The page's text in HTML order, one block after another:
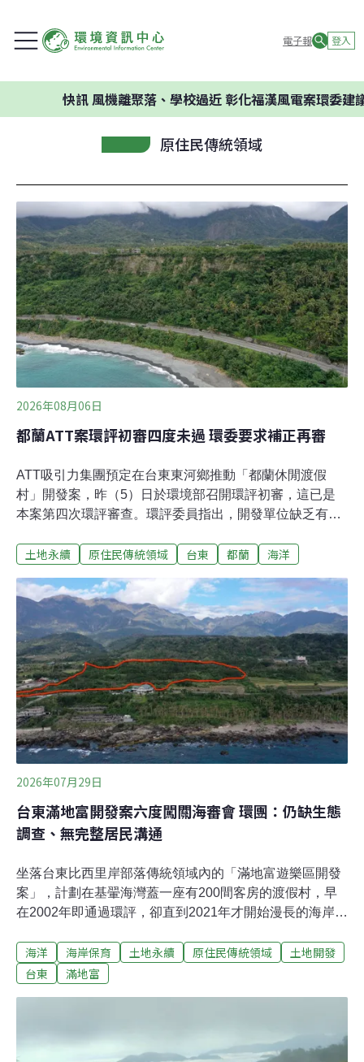
電子報 登入
風機離聚落、學校過近 彰化福漢風電案環委建議不應開發
原住民傳統領域
2026年08月06日
都蘭ATT案環評初審四度未過 環委要求補正再審
ATT吸引力集團預定在台東東河鄉推動「都蘭休閒渡假
村」開發案，昨（5）日於環境部召開環評初審，這已是
本案第四次環評審查。環評委員指出，開發單位缺乏有力
組最終要求補正再審。地方盼就業、族人憂架空 民團質疑
休閒渡假村開發計畫」第四次初審會議，本案計畫於台東
縣東河鄉設置休閒渡假村，基地面積約6.88公頃，位於東
部海岸國家風景區，緊鄰加母子灣與新橋遺址、奇觀遺址
與五線IV遺址。渡假村包含七棟6層樓的大樓及18棟豪華
別墅，預計引進約520名遊客。都蘭（’Etolan）部落頭目
徐寬平表示，因為部落也有正面的意見，他希望開發商能
夠多與部落溝通，讓地方經濟得到提升，「部落原本就應
該要進步與發展。」現場也有其他東河鄉居民支持開發
案，認為能增加在地就業機會。且開發商曾表示將提供教
育訓練，讓當地人任職，能促進年輕
土地永續 原住民傳統領域 台東 都蘭 海洋
2026年07月29日
台東滿地富開發案六度闖關海審會 環團：仍缺生態
調查、無完整居民溝通
坐落台東比西里岸部落傳統領域內的「滿地富遊樂區開發
案」，計劃在基翬海灣蓋一座有200間客房的渡假村，早
在2002年即通過環評，卻直到2021年才開始漫長的海岸管
關海岸管理審議會，會議仍無結論，當地部落青年與環團
認為，開發商6年來一審再審，始終缺乏居民溝通與完整
案（下稱滿地富）選址落在台東縣成功鎮比西里岸部落
海洋 海岸保育 土地永續 原住民傳統領域
土地開發
台東
滿地富